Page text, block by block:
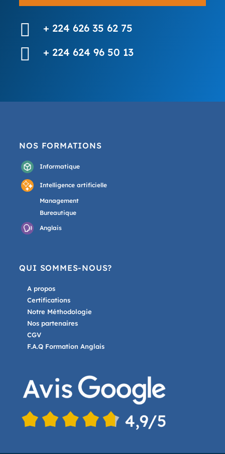
 + 224 626 35 62 75
 + 224 624 96 50 13
NOS FORMATIONS
Informatique
Intelligence artificielle
Management
Bureautique
Anglais
QUI SOMMES-NOUS?
A propos
Certifications
Notre Méthodologie
Nos partenaires
CGV
F.A.Q Formation Anglais